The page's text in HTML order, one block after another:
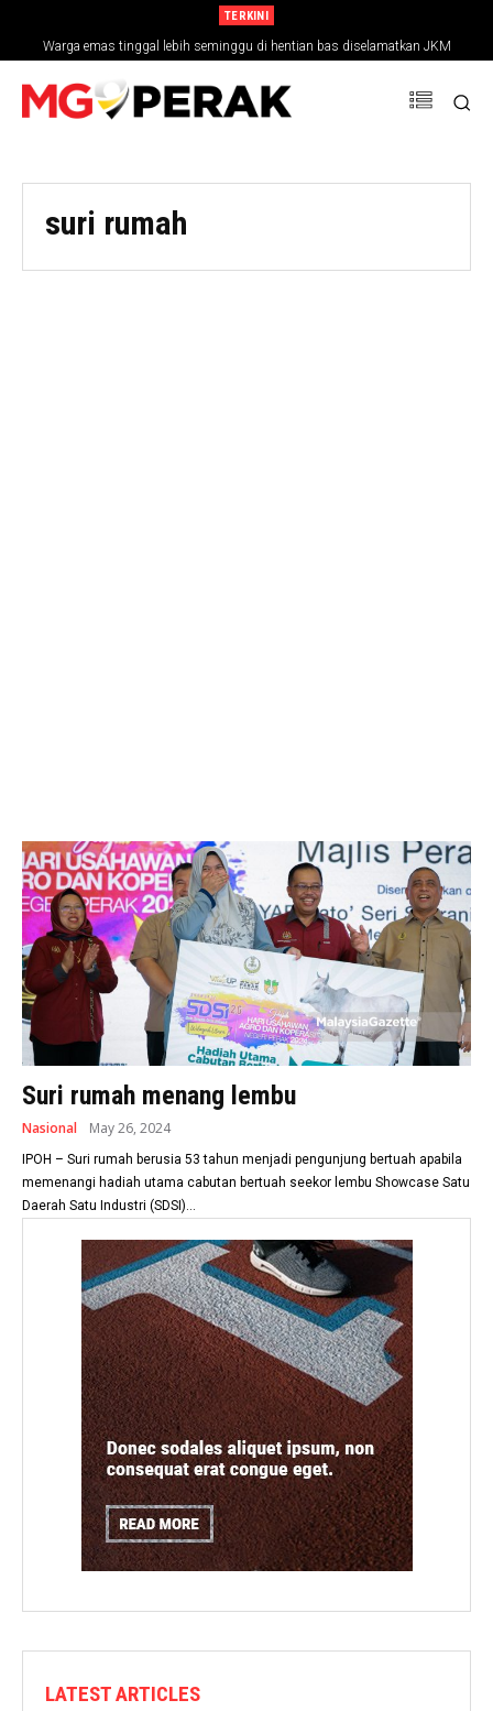
TERKINI
Warga emas tinggal lebih seminggu di hentian bas diselamatkan JKM
suri rumah
Suri rumah menang lembu
Nasional May 26, 2024
IPOH – Suri rumah berusia 53 tahun menjadi pengunjung bertuah apabila
memenangi hadiah utama cabutan bertuah seekor lembu Showcase Satu
Daerah Satu Industri (SDSI)...
LATEST ARTICLES